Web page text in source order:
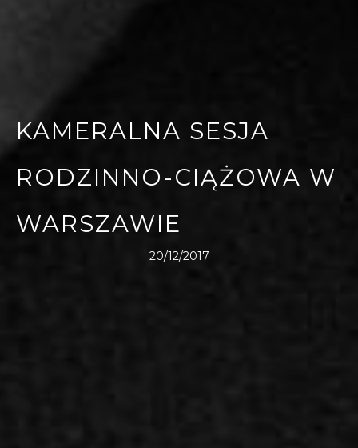
KAMERALNA SESJA
RODZINNO-CIĄŻOWA W
WARSZAWIE
20/12/2017